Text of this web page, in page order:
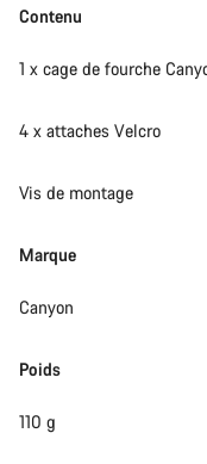
Contenu
1 x cage de fourche
4 x attaches Velcro
Vis de montage
Marque
Canyon
Poids
110 g